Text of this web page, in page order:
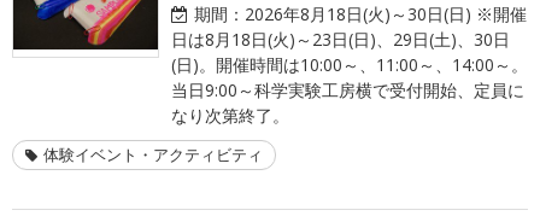
期間： 2026年8月18日(火)～30日(日) ※開催
日は8月18日(火)～23日(日)、29日(土)、30日
(日)。開催時間は10:00～、11:00～、14:00～。
当日9:00～科学実験工房横で受付開始、定員に
なり次第終了。
体験イベント・アクティビティ